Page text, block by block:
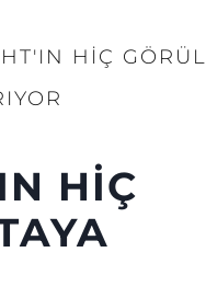
HİÇ
HİÇ